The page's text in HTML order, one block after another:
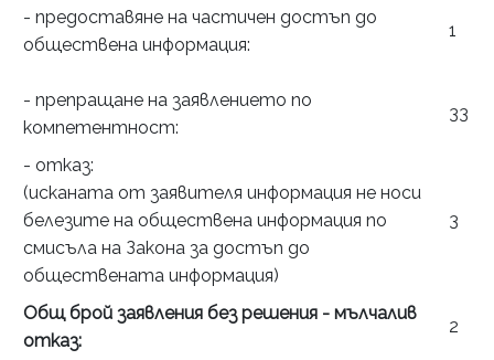
- предоставяне на частичен достъп до
обществена информация:
1
- препращане на заявлението по
компетентност:
33
- отказ:
(исканата от заявителя информация не носи
белезите на обществена информация по
смисъла на Закона за достъп до
обществената информация)
3
Общ брой заявления без решения - мълчалив
отказ:
2